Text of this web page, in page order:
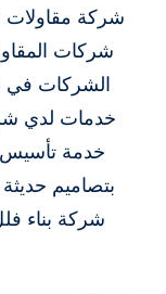
شركة
شركات
الشركات في
خدمات لدي
خدمة تأسيس
بتصاميم
شركة بناء